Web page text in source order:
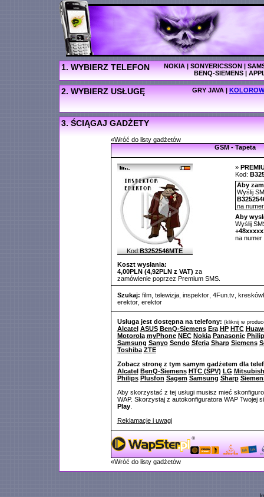
1. WYBIERZ TELEFON NOKIA|SONYERICSSON|
BENQ-SIEMENS|
2. WYBIERZ USŁUGĘ GRY JAVA |
3. ŚCIĄGAJ GADŻETY
«Wróć do listy gadżetów
GSM - Tapeta
Kod:B3252546MTE
Koszt wysłania:
4,00PLN (4,92PLN z VAT) za
zamówienie poprzez Premium SMS.
»
Kod:
Aby
Wyślij
na
Aby
Wyślij
na numer
Szukaj: film, telewizja, inspektor, 4Fun.tv,
erektor, erektor
Usługa jest dostępna na telefony: (kliknij w
Alcatel ASUS BenQ-Siemens Era HP HTC
Motorola myPhone NEC Nokia Panasonic
Samsung Sanyo Sendo Sferia Sharp Siemens
Toshiba ZTE
Zobacz stronę z tym samym gadżetem dla
Alcatel BenQ-Siemens HTC (SPV) LG
Philips Plusfon Sagem Samsung Sharp
Aby skorzystać z tej usługi musisz mieć
WAP. Skorzystaj z autokonfiguratora WAP Twojej
Play.
Reklamacje i uwagi
«Wróć do listy gadżetów